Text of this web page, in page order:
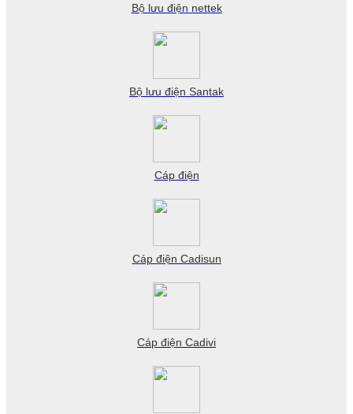
Bộ lưu điện nettek
Bộ lưu điện Santak
Cáp điện
Cáp điện Cadisun
Cáp điện Cadivi